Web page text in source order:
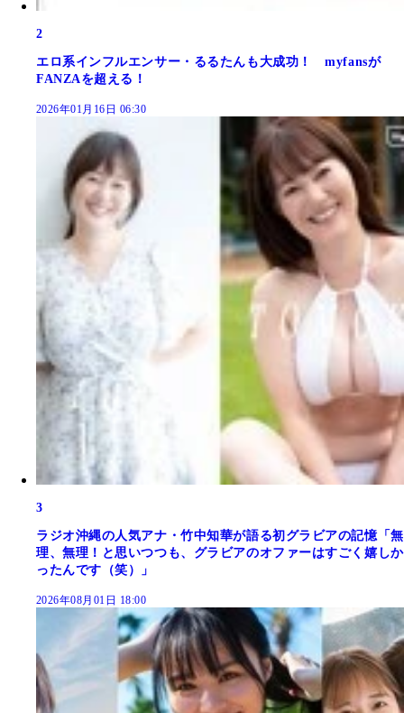
2
エロ系インフルエンサー・るるたんも大成功！ myfansが
FANZAを超える！
2026年01月16日 06:30
3
ラジオ沖縄の人気アナ・竹中知華が語る初グラビアの記憶「無
理、無理！と思いつつも、グラビアのオファーはすごく嬉しか
ったんです（笑）」
2026年08月01日 18:00